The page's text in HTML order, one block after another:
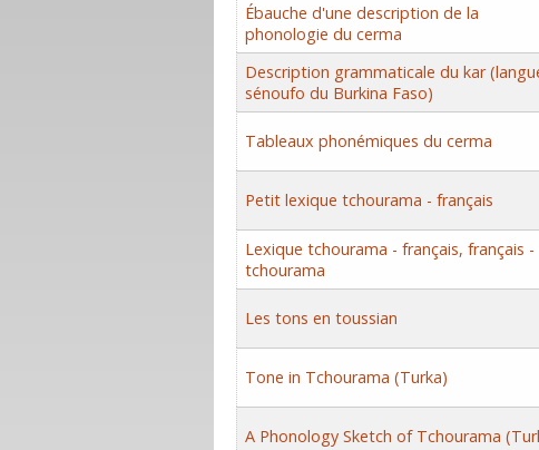
Ébauche d'une description de la
phonologie du cerma
Description grammaticale du kar
sénoufo du Burkina Faso)
Tableaux phonémiques du cerma
Petit lexique tchourama - français
Lexique tchourama - français, français -
tchourama
Les tons en toussian
Tone in Tchourama (Turka)
A Phonology Sketch of Tchourama